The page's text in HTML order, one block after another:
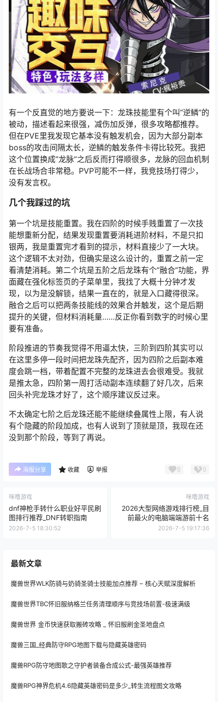
有一个反直觉的地方要说一下：龙珠技能里有个叫”逆鳞”的
被动，描述看起来很强，减伤加反弹，很多攻略都推荐。
但在PVE里我发现它基本没有触发机会，因为大部分副本
boss的攻击间隔太长，逆鳞的触发条件卡得比较死。我把
这个位置换成”龙脉”之后反而打得顺很多，龙脉的回血机制
在长战场合非常稳。PVP可能不一样，我竞技场打得少，
没有发言权。
几个我踩过的坑
第一个坑是技能重置。我在四阶的时候手贱重置了一次技
能想重新分配，结果发现重置要消耗进阶材料，不是只扣
银两，我是重置完才看到的提示，材料直接少了一大块。
这个逻辑不太对劲，但确实是这么设计的，重置之前一定
看清楚消耗。第二个坑是五阶之后龙珠有个”融合”功能，界
面藏在强化标签页的子菜单里，我找了大概十分钟才发
现，以为是没解锁，结果一直在的，就是入口藏得很深。
融合之后可以把两条技能线的效果合并触发，这个是后期
提升的关键，但材料消耗量……反正你看到数字的时候心里
要有准备。
阶段推进的节奏我觉得不用逼太快，三阶到四阶其实可以
在这里多停一段时间把龙珠先配齐，因为四阶之后副本难
度会跳一档，带着配置不完整的龙珠进去会很难受。我就
是推太急，四阶第一周打活动副本连续翻了好几次，后来
回头补完龙珠才好了，这个顺序建议反过来。
不太确定七阶之后龙珠还能不能继续叠属性上限，有人说
有个隐藏的阶段加成，也有人说到了顶就是顶，我现在还
没到那个阶段，等到了再说。
海报分享 收藏 举报 0 0
咪噜游戏
dnf神枪手转什么职业好平民刷
图排行推荐_DNF转职指南
2026-7-5 18:30:52
咪噜游戏
2026大型网络游戏排行榜_目
前最火的电脑端端游前十名
2026-7-5 19:17:36
最新文章
魔兽世界WLK防骑与奶骑圣骑士技能加点推荐 – 核心天赋深度解析
魔兽世界TBC怀旧服纳格兰任务清理顺序与竞技场前置-极速满级
魔兽世界 金币快速获取搬砖攻略 _ 怀旧服刷金圣地盘点
魔兽三国_经典防守RPG地图下载与隐藏英雄密码
魔兽RPG防守地图歌之守护者装备合成公式-最强英雄推荐
魔兽RPG神界危机4.6隐藏英雄密码是多少_转生流程图文攻略